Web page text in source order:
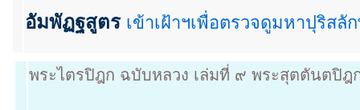
อัมพัฏฐสูตร เข้าเฝ้าฯเพื่อตรวจดูมหาปุริส
พระไตรปิฎก ฉบับหลวง เล่มที่ ๙ พระสุตตันตปิ